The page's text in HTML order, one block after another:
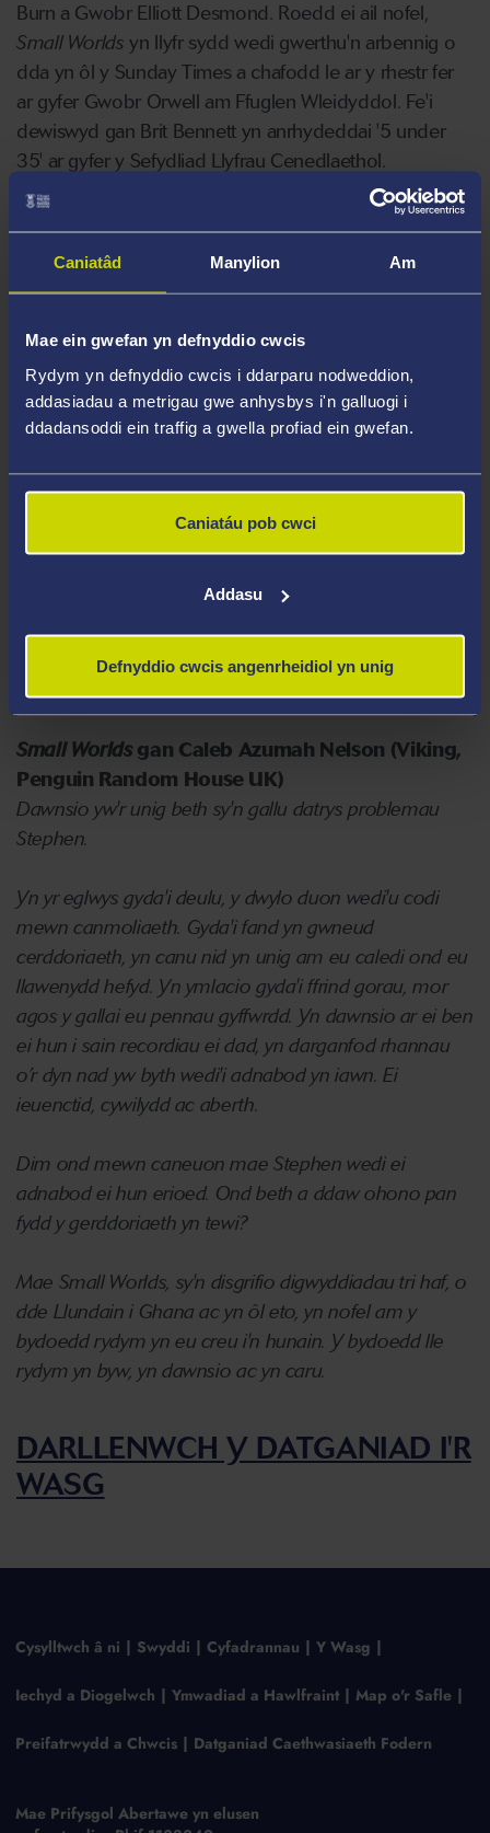
Caniatâd Manylion Am
Mae ein gwefan yn defnyddio cwcis
Rydym yn defnyddio cwcis i ddarparu nodweddion,
addasiadau a metrigau gwe anhysbys i'n galluogi i
ddadansoddi ein traffig a gwella profiad ein gwefan.
Caniatáu pob cwci
Addasu
Defnyddio cwcis angenrheidiol yn unig
Burn a Gwobr Elliott Desmond. Roedd ei ail nofel,
Small Worlds yn llyfr sydd wedi gwerthu'n arbennig o
dda yn ôl y Sunday Times a chafodd le ar y rhestr fer
ar gyfer Gwobr Orwell am Ffuglen Wleidyddol. Fe'i
dewiswyd gan Brit Bennett yn anrhydeddai '5 under
35' ar gyfer y Sefydliad Llyfrau Cenedlaethol.
@caleb_anelson
Small Worldsgan Caleb Azumah Nelson (Viking,
Penguin Random House UK)
Dawnsio yw'r unig beth sy'n gallu datrys problemau
Stephen.
Yn yr eglwys gyda'i deulu, y dwylo duon wedi'u codi
mewn canmoliaeth. Gyda'i fand yn gwneud
cerddoriaeth, yn canu nid yn unig am eu caledi ond eu
llawenydd hefyd. Yn ymlacio gyda'i ffrind gorau, mor
agos y gallai eu pennau gyffwrdd. Yn dawnsio ar ei ben
ei hun i sain recordiau ei dad, yn darganfod rhannau
o’r dyn nad yw byth wedi'i adnabod yn iawn. Ei
ieuenctid, cywilydd ac aberth.
Dim ond mewn caneuon mae Stephen wedi ei
adnabod ei hun erioed. Ond beth a ddaw ohono pan
fydd y gerddoriaeth yn tewi?
Mae Small Worlds, sy'n disgrifio digwyddiadau tri haf, o
dde Llundain i Ghana ac yn ôl eto, yn nofel am y
bydoedd rydym yn eu creu i'n hunain. Y bydoedd lle
rydym yn byw, yn dawnsio ac yn caru.
DARLLENWCH Y DATGANIAD I'R
WASG
Cysylltwch â ni Swyddi Cyfadrannau Y Wasg
Iechyd a Diogelwch Ymwadiad a Hawlfraint Map o'r Safle
Preifatrwydd a Chwcis Datganiad Caethwasiaeth Fodern
Mae Prifysgol Abertawe yn elusen